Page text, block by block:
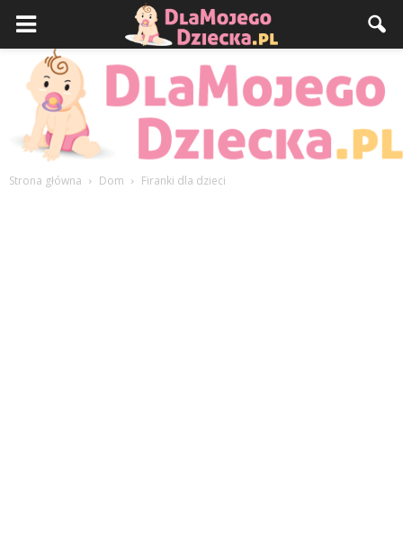
Strona główna Dom Firanki dla dzieci